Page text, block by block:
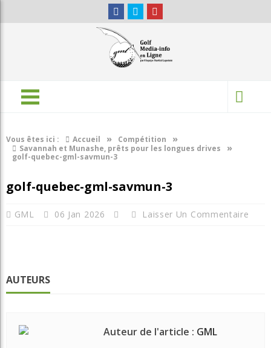
Vous êtes ici : Accueil » Compétition »
Savannah et Munashe, prêts pour les longues drives »
golf-quebec-gml-savmun-3
golf-quebec-gml-savmun-3
GML 06 Jan 2026 Laisser Un Commentaire
AUTEURS
Auteur de l'article : GML